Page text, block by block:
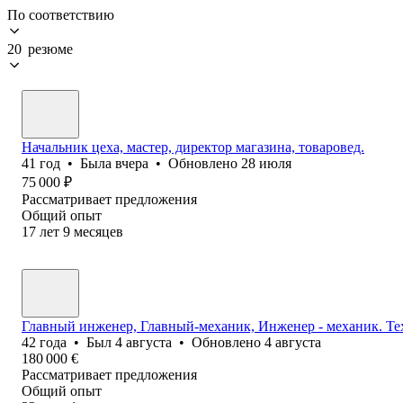
По соответствию
20 резюме
Начальник цеха, мастер, директор магазина, товаровед.
41 год • Была вчера • Обновлено 28 июля
75 000 ₽
Рассматривает предложения
Общий опыт
17 лет 9 месяцев
Главный инженер, Главный-механик, Инженер - механик.
42 года • Был 4 августа • Обновлено 4 августа
180 000 €
Рассматривает предложения
Общий опыт